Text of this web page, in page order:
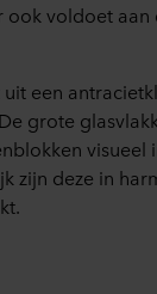
ook voldoet
een
grote
zijn deze in